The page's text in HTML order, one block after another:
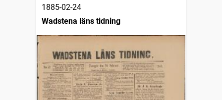
1885-02-24
Wadstena läns tidning